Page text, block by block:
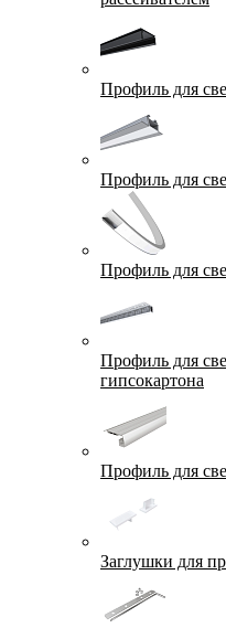
Профиль для
Профиль для
Профиль для
Профиль для
гипсокартона
Профиль для
Заглушки для